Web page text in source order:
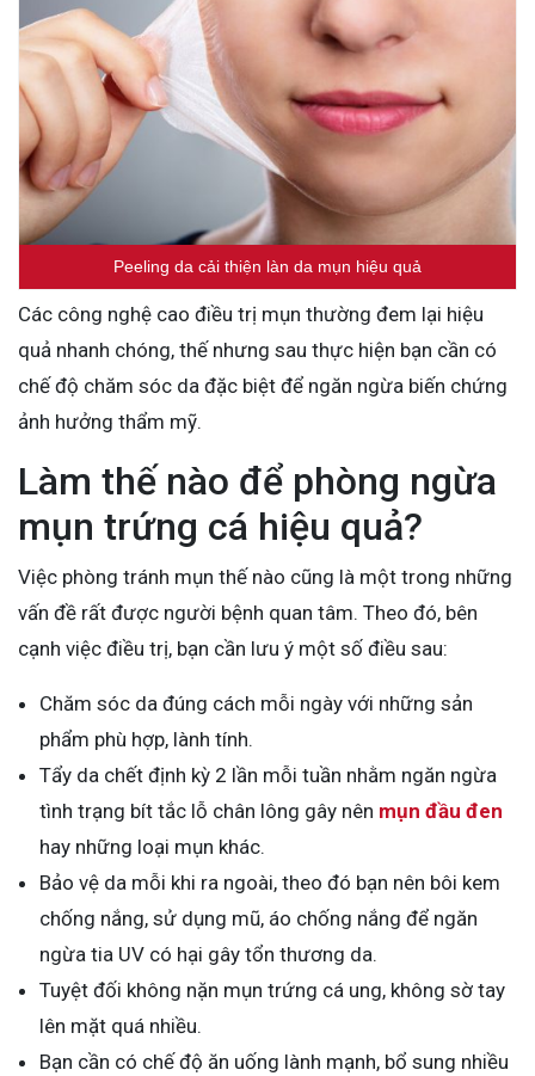
Peeling da cải thiện làn da mụn hiệu quả
Các công nghệ cao điều trị mụn thường đem lại hiệu
quả nhanh chóng, thế nhưng sau thực hiện bạn cần có
chế độ chăm sóc da đặc biệt để ngăn ngừa biến chứng
ảnh hưởng thẩm mỹ.
Làm thế nào để phòng ngừa
mụn trứng cá hiệu quả?
Việc phòng tránh mụn thế nào cũng là một trong những
vấn đề rất được người bệnh quan tâm. Theo đó, bên
cạnh việc điều trị, bạn cần lưu ý một số điều sau:
Chăm sóc da đúng cách mỗi ngày với những sản
phẩm phù hợp, lành tính.
Tẩy da chết định kỳ 2 lần mỗi tuần nhằm ngăn ngừa
tình trạng bít tắc lỗ chân lông gây nên mụn đầu đen
hay những loại mụn khác.
Bảo vệ da mỗi khi ra ngoài, theo đó bạn nên bôi kem
chống nắng, sử dụng mũ, áo chống nắng để ngăn
ngừa tia UV có hại gây tổn thương da.
Tuyệt đối không nặn mụn trứng cá ung, không sờ tay
lên mặt quá nhiều.
Bạn cần có chế độ ăn uống lành mạnh, bổ sung nhiều